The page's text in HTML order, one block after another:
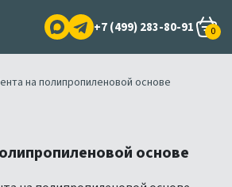
+7 (499) 283-80-91 0
на полипропиленовой основе
основе